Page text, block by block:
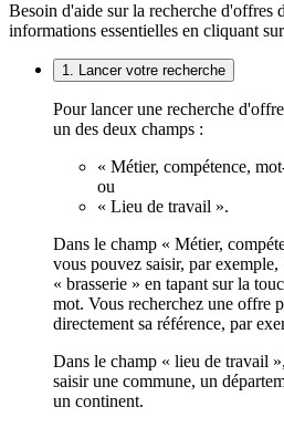
Besoin d'aide sur la recherche d'offres
informations essentielles en cliquant
1. Lancer votre recherche
Pour lancer une recherche
un des deux champs :
« Métier, compétence,
ou
« Lieu de travail ».
Dans le champ « Métier,
vous pouvez saisir, par
« brasserie » en tapant sur la
mot. Vous recherchez une offre
directement sa référence, par
Dans le champ « lieu de travail
saisir une commune, un
un continent.